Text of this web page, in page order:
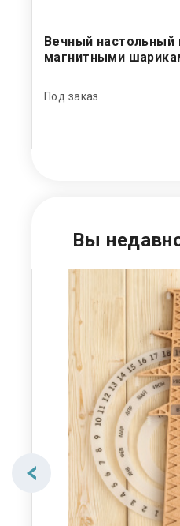
Вечный настольный
магнитными
Под заказ
Вы